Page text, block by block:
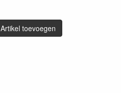
Artikel toevoegen